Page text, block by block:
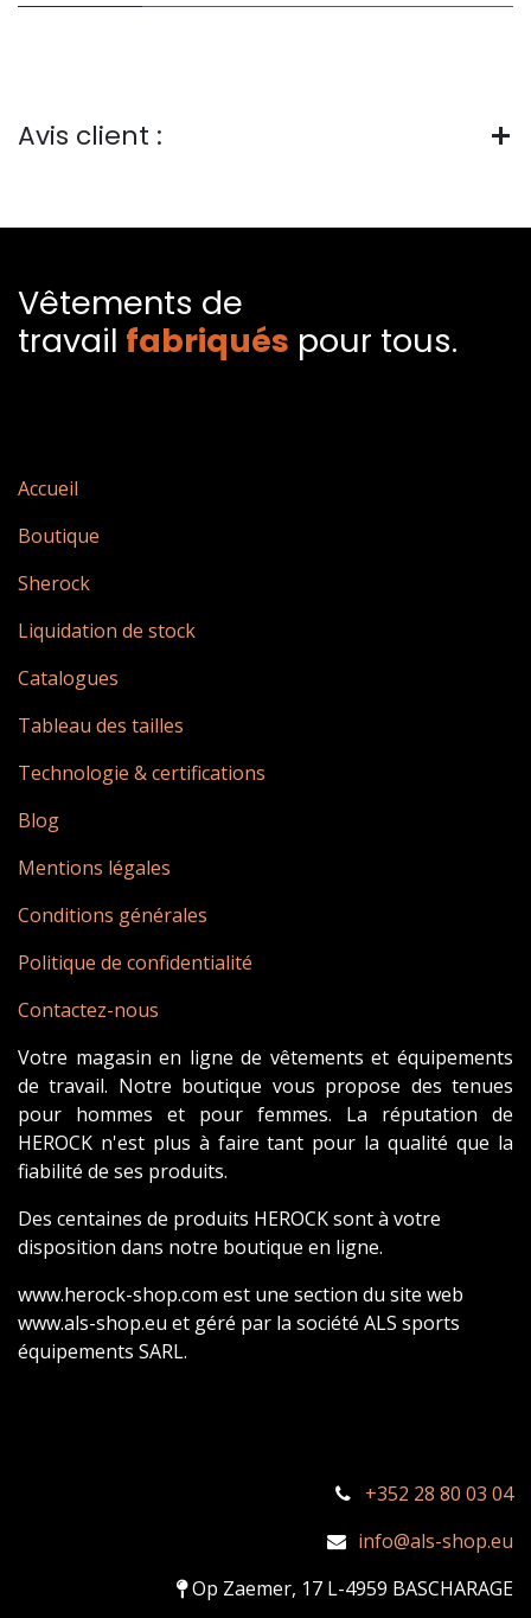
Avis client :
Vêtements de
travail fabriqués​ pour tous.
Accueil
Boutique
Sherock
Liquidation de stock
Catalogues
Tableau des tailles
Technologie & certifications
Blog
Mentions légales
Conditions générales
Politique de confidentialité
Contactez-nous
Votre magasin en ligne de vêtements et équipements
de travail. Notre boutique vous propose des tenues
pour hommes et pour femmes. La réputation de
HEROCK n'est plus à faire tant pour la qualité que la
fiabilité de ses produits.
Des centaines de produits HEROCK sont à votre
disposition dans notre boutique en ligne.
www.herock-shop.com est une section du site web
www.als-shop.eu et géré par la société ALS sports
équipements SARL.
+352 28 80 03 04
info@als-shop.eu
Op Zaemer, 17 L-4959 BASCHARAGE